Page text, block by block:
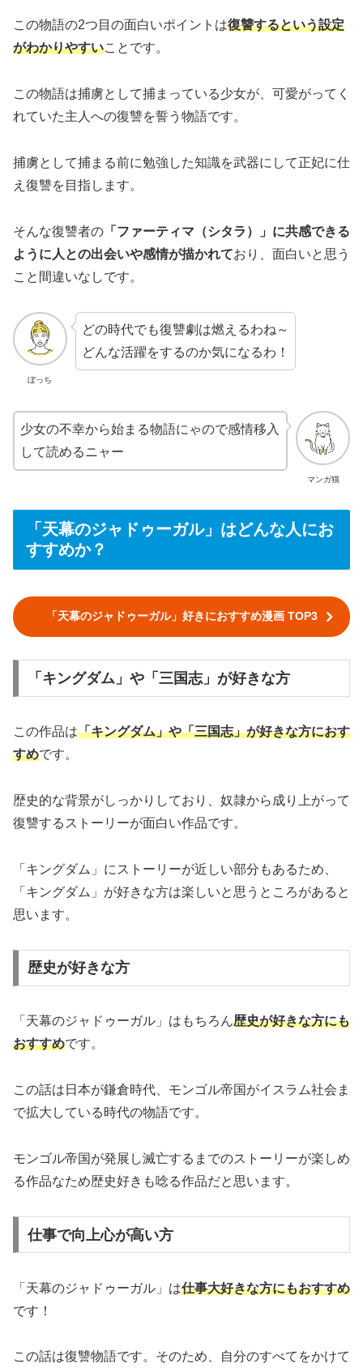
この物語の2つ目の面白いポイントは復讐するという設定
がわかりやすいことです。
この物語は捕虜として捕まっている少女が、可愛がってく
れていた主人への復讐を誓う物語です。
捕虜として捕まる前に勉強した知識を武器にして正妃に仕
え復讐を目指します。
そんな復讐者の 「ファーティマ（シタラ）」に共感できる
ように人との出会いや感情が描かれており、面白いと思う
こと間違いなしです。
ぼっち
どの時代でも復讐劇は燃えるわね～
どんな活躍をするのか気になるわ！
マンガ猫
少女の不幸から始まる物語にゃので感情移入
して読めるニャー
「天幕のジャドゥーガル」はどんな人にお
すすめか？
「天幕のジャドゥーガル」好きにおすすめ漫画 TOP3
「キングダム」や「三国志」が好きな方
この作品は「キングダム」や「三国志」が好きな方におす
すめです。
歴史的な背景がしっかりしており、奴隷から成り上がって
復讐するストーリーが面白い作品です。
「キングダム」にストーリーが近しい部分もあるため、
「キングダム」が好きな方は楽しいと思うところがあると
思います。
歴史が好きな方
「天幕のジャドゥーガル」はもちろん歴史が好きな方にも
おすすめです。
この話は日本が鎌倉時代、モンゴル帝国がイスラム社会ま
で拡大している時代の物語です。
モンゴル帝国が発展し滅亡するまでのストーリーが楽しめ
る作品なため歴史好きも唸る作品だと思います。
仕事で向上心が高い方
「天幕のジャドゥーガル」は仕事大好きな方にもおすすめ
です！
この話は復讐物語です。そのため、自分のすべてをかけて